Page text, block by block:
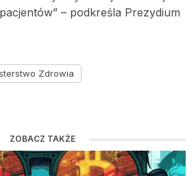
– podkreśla Prezydium
Zdrowia
ZOBACZ TAKŻE